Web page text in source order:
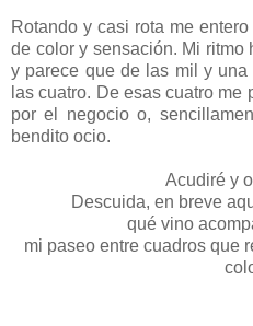
Rotando y casi rota me
de color y sensación. Mi ritmo
y parece que de las mil y
las cuatro. De esas cuatro
por el negocio o,
bendito ocio.
Acudiré y
Descuida, en breve
qué vino
mi paseo entre cuadros que